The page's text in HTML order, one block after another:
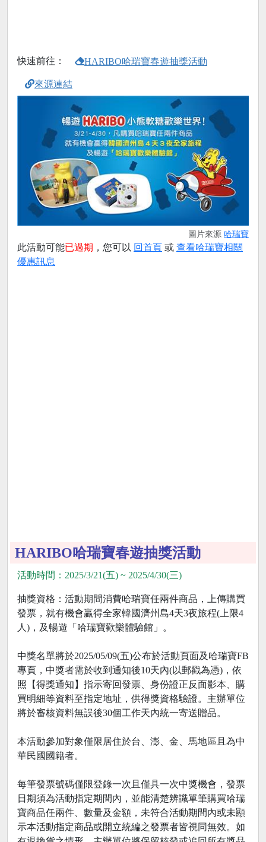
快速前往： HARIBO哈瑞寶春遊抽獎活動
來源連結
圖片來源 哈瑞寶
此活動可能已過期 ，您可以 回首頁 或 查看哈瑞寶相關
優惠訊息
HARIBO哈瑞寶春遊抽獎活動
活動時間：2025/3/21(五) ~ 2025/4/30(三)
抽獎資格：活動期間消費哈瑞寶任兩件商品，上傳購買
發票，就有機會贏得全家韓國濟州島4天3夜旅程(上限4
人)，及暢遊「哈瑞寶歡樂體驗館」。
中獎名單將於2025/05/09(五)公布於活動頁面及哈瑞寶FB
專頁，中獎者需於收到通知後10天內(以郵戳為憑)，依
照【得獎通知】指示寄回發票、身份證正反面影本、購
買明細等資料至指定地址，供得獎資格驗證。主辦單位
將於審核資料無誤後30個工作天內統一寄送贈品。
本活動參加對象僅限居住於台、澎、金、馬地區且為中
華民國國籍者。
每筆發票號碼僅限登錄一次且僅具一次中獎機會，發票
日期須為活動指定期間內，並能清楚辨識單筆購買哈瑞
寶商品任兩件、數量及金額，未符合活動期間內或未顯
示本活動指定商品或開立統編之發票者皆視同無效。如